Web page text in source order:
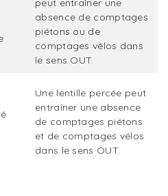
peut entraîner une
absence de comptages
piétons ou de
comptages vélos dans
le sens OUT.
Une lentille percée peut
entraîner une absence
de comptages piétons
et de comptages vélos
dans le sens OUT.